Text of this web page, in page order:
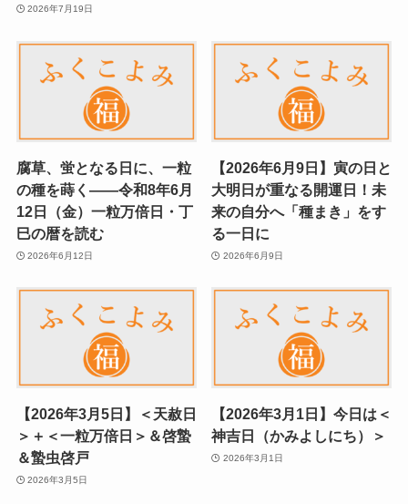
2026年7月19日
腐草、蛍となる日に、一粒
の種を蒔く——令和8年6月
12日（金）一粒万倍日・丁
巳の暦を読む
2026年6月12日
【2026年6月9日】寅の日と
大明日が重なる開運日！未
来の自分へ「種まき」をす
る一日に
2026年6月9日
【2026年3月5日】＜天赦日
＞＋＜一粒万倍日＞＆啓蟄
＆蟄虫啓戸
2026年3月5日
【2026年3月1日】今日は＜
神吉日（かみよしにち）＞
2026年3月1日